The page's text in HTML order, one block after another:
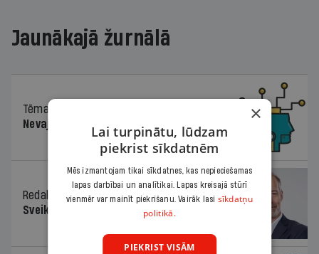
Jaunākajā žurnālā
Tēma
Nevajag baidīties!
Redaktora sleja 04.08.2026.
Sveika un sveiks!
×
Lai turpinātu, lūdzam
piekrist sīkdatnēm
Mēs izmantojam tikai sīkdatnes, kas nepieciešamas
lapas darbībai un analītikai. Lapas kreisajā stūrī
vienmēr var mainīt piekrišanu. Vairāk lasi sīkdatņu
politikā.
PIEKRIST VISĀM